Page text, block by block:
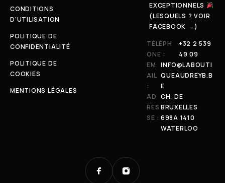
CONDITIONS
D'UTILISATION
POLITIQUE DE
CONFIDENTIALITÉ
POLITIQUE DE
COOKIES
MENTIONS LÉGALES
EXCEPTIONNELS
(LESQUELS ? VOIR
FACEBOOK →)
TÉLÉPH
ONE :
+32 2 539
49 09
EM
AIL
:
INFO@LABOUTI
QUEAUDREYB.B
E
AD
RES
SE :
CH. DE
BRUXELLES
698A 1410
WATERLOO